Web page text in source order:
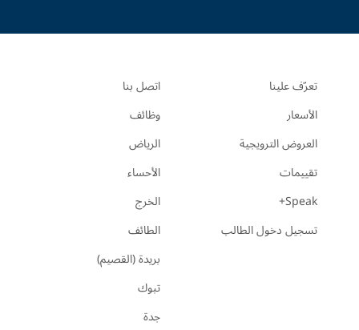
تعرّف علينا
الأسعار
العروض الترويجية
تقييمات
Speak+
تسجيل دخول الطالب
اتصل بنا
وظائف
الرياض
الأحساء
الخرج
الطائف
بريدة (القصيم)
تبوك
جدة